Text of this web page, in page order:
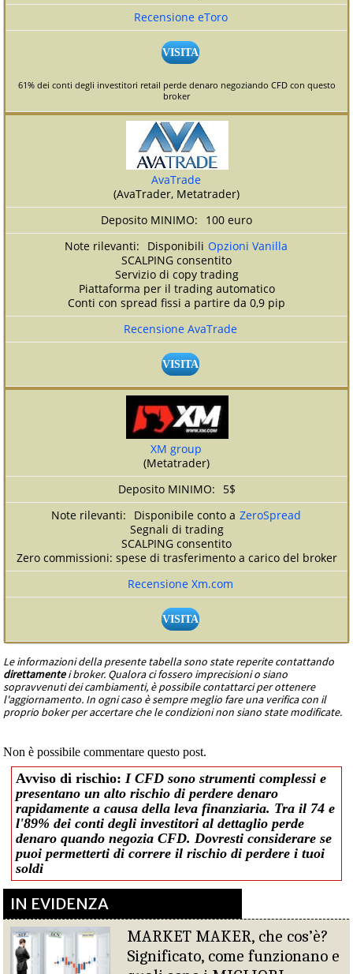
Recensione eToro
VISITA
61% dei conti degli investitori retail perde denaro negoziando CFD con questo
broker
AvaTrade
(AvaTrader, Metatrader)
100 euro
Disponibili Opzioni Vanilla
SCALPING consentito
Servizio di copy trading
Piattaforma per il trading automatico
Conti con spread fissi a partire da 0,9 pip
Recensione AvaTrade
VISITA
XM group
(Metatrader)
5$
Disponibile conto a ZeroSpread
Segnali di trading
SCALPING consentito
Zero commissioni: spese di trasferimento a carico del broker
Recensione Xm.com
VISITA
Le informazioni della presente tabella sono state reperite contattando
direttamentei broker. Qualora ci fossero imprecisioni o siano
sopravvenuti dei cambiamenti, è possibile contattarci per ottenere
l'aggiornamento. In ogni caso è sempre meglio fare una verifica con il
proprio boker per accertare che le condizioni non siano state modificate.
Non è possibile commentare questo post.
Avviso di rischio:I CFD sono strumenti complessi e
presentano un alto rischio di perdere denaro
rapidamente a causa della leva finanziaria. Tra il 74 e
l'89% dei conti degli investitori al dettaglio perde
denaro quando negozia CFD. Dovresti considerare se
puoi permetterti di correre il rischio di perdere i tuoi
soldi
IN EVIDENZA
MARKET MAKER, che cos’è?
Significato, come funzionano e